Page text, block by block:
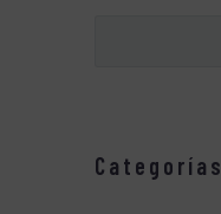
Categorías